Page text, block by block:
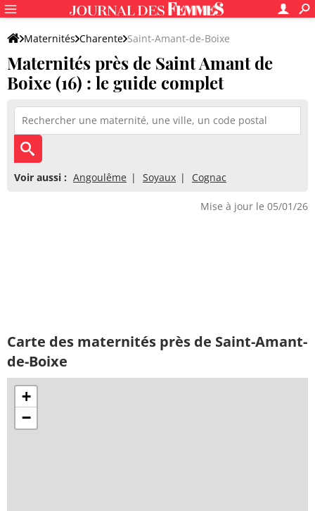
Maternités Charente Saint-Amant-de-Boixe
Maternités près de Saint Amant de
Boixe (16) : le guide complet
Voir aussi : Angoulême Soyaux Cognac
Mise à jour le 05/01/26
Carte des maternités près de Saint-Amant-
de-Boixe
+
−